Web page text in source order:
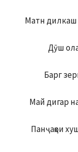
Матн дилкаш
Дӯш
Барг
Май дигар
Панҷаҳои